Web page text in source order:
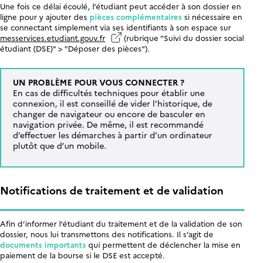
Une fois ce délai écoulé, l’étudiant peut accéder à son dossier en
ligne pour y ajouter des pièces complémentaires si nécessaire en
se connectant simplement via ses identifiants à son espace sur
messervices.etudiant.gouv.fr
(rubrique "Suivi du dossier social
étudiant (DSE)" > "Déposer des pièces").
UN PROBLÈME POUR VOUS CONNECTER ?
En cas de difficultés techniques pour établir une
connexion, il est conseillé de vider l’historique, de
changer de navigateur ou encore de basculer en
navigation privée. De même, il est recommandé
d’effectuer les démarches à partir d’un ordinateur
plutôt que d’un mobile.
Notifications de traitement et de validation
Afin d’informer l’étudiant du traitement et de la validation de son
dossier, nous lui transmettons des notifications. Il s’agit de
documents importants qui permettent de déclencher la mise en
paiement de la bourse si le DSE est accepté.